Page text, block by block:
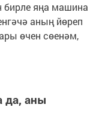
бирле яңа машина
аның йөреп
өчен сөенәм,
да, аны